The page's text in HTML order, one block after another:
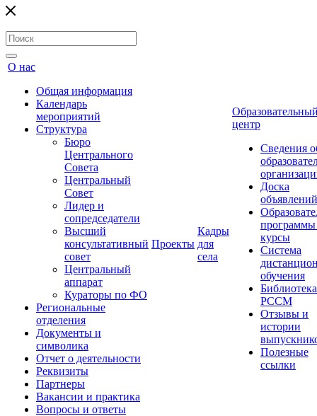
О нас
Общая информация
Календарь
мероприятий
Структура
Бюро
Центрального
Совета
Центральный
Совет
Лидер и
сопредседатели
Высший
консультативный
совет
Центральный
аппарат
Кураторы по ФО
Региональные
отделения
Документы и
символика
Отчет о деятельности
Реквизиты
Партнеры
Вакансии и практика
Вопросы и ответы
Проекты
Кадры
для
села
центр
Сведения
Доска
объявлений
курсы
Система
обучения
Библиотека
РССМ
Отзывы и
истории
Полезные
ссылки